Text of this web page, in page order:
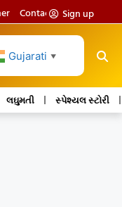
Contact usSign up
Gujarati ▼
લઘુમતી સ્પેશ્યલ સ્ટોરી